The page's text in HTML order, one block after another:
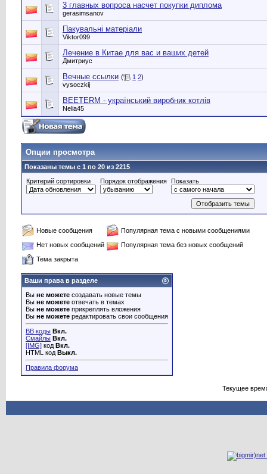
3 главных вопроса насчет покупки диплома
gerasimsanov
Пакувальні матеріали
Viktor099
Лечение в Китае для вас и ваших детей
Дмитриус
Вечные ссылки ( 1 2)
vysoczkij
BEETERM - український виробник котлів
Nelia45
Опции просмотра
Показаны темы с 1 по 20 из 2215
Критерий сортировки
Порядок отображения Показать
Новые сообщения
Популярная тема с новыми сообщениями
Нет новых сообщений
Популярная тема без новых сообщений
Тема закрыта
Ваши права в разделе
Вы не можете создавать новые темы
Вы не можете отвечать в темах
Вы не можете прикреплять вложения
Вы не можете редактировать свои сообщения
BB коды Вкл.
Смайлы Вкл.
[IMG] код Вкл.
HTML код Выкл.
Правила форума
Текущее